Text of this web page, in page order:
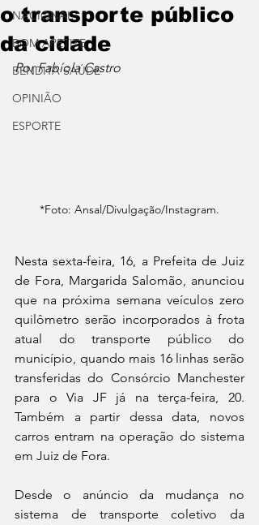
NACIONAL
BOM APETITE
BENDITA SAÚDE
OPINIÃO
ESPORTE
o transporte público
da cidade
Por Fabíola Castro
*Foto: Ansal/Divulgação/Instagram.
Nesta sexta-feira, 16, a Prefeita de Juiz
de Fora, Margarida Salomão, anunciou
que na próxima semana veículos zero
quilômetro serão incorporados à frota
atual do transporte público do
município, quando mais 16 linhas serão
transferidas do Consórcio Manchester
para o Via JF já na terça-feira, 20.
Também a partir dessa data, novos
carros entram na operação do sistema
em Juiz de Fora.
Desde o anúncio da mudança no
sistema de transporte coletivo da